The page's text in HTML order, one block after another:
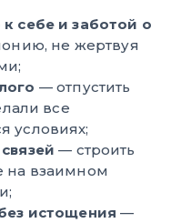
себе и заботой о
не жертвуя
— отпустить
все
условиях;
— строить
на взаимном
истощения —